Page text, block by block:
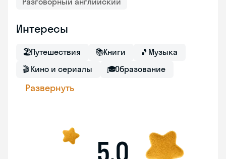
Интересы
🏖Путешествия 📚Книги 🎵 Музыка
🎬 Кино и сериалы 🎓Образование
Развернуть